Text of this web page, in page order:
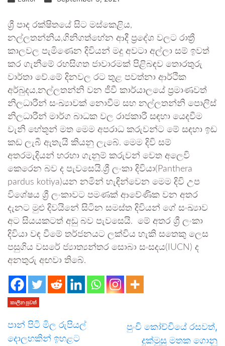
ශ්‍රී පාද රක්ෂිතයේ සිට මස්කෙළිය,
නල්ලතන්නිය,ගිනිගත්හේන ආදී ප්‍රදේශ වලට රාත්‍රී
කාලවල පැමිණෙන දිවියන් මදු අවටා අල්ලා සම් ඉවත්
කර ගැනීමේ රහසිගත ජාවාරමක් පිළිබඳව තොරතුරු
වාර්තා වේ.මේ දිනවල රට තුළ පවත්නා ආර්ථික
අර්බුදය,නල්ලතන්නි වන ජීවී කාර්යාලයේ ප්‍රමාණවත්
නිලධාරීන් සංඛ්‍යාවක් නොවීම සහ නල්ලතන්නි පොලිස්
නිලධාරීන් මාර්ග බාධක වල රාජකාරී සඳහා යෙදවීම
වැනි හේතූන් මත මෙම අපරාධ කරුවන්ට මේ සඳහා ඉඩ
කඩ ලැබී ඇතැයි කියනු ලැබේ. මෙම දිවි සම්
අතරමැදියන් හරහා ගැනුම් කරුවන් වෙත අලෙවි
කෙරෙන බව ද පැවසෙයි.ශ්‍රී ලංකා දිවියා(Panthera
pardus kotiya)යන නමින් හැඳින්වෙන මෙම දිවි උප
විශේෂය ශ්‍රී ලංකාවට පමණක් ආවේණික වන අතර
දැනට මුළු දිවයිනේ සිටින සමස්ත දිවියන් ගේ සංඛ්‍යාව
අට සියයකටත් අඩු බව පැවසෙයි. මේ අතර ශ්‍රී ලංකා
දිවියා වඳ වීමේ තර්ජනයට ලක්විය හැකි සතෙකු ලෙස
පසුගිය වසරේ ජ්‍යාත්‍යන්තර සොබා සංසදය(IUCN) ද
අනතුරු අඟවා තිබේ.
කාලීන පුවත්
පාන් පිටි මිල රුපියල්
දොලහකින් ඉහළට
පුංචි කෝච්චියේ රසවත්,
දුක්මුසු මතක ගොනු